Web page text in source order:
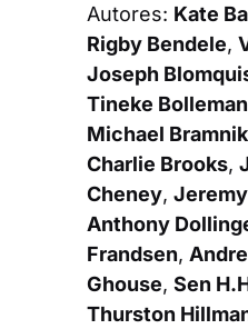
Autores: Kate
Rigby Bendele,
Joseph
Tineke Bolleman
Michael Bramnik
Charlie Brooks,
Cheney,
Anthony
Frandsen,
Ghouse, Sen
Thurston